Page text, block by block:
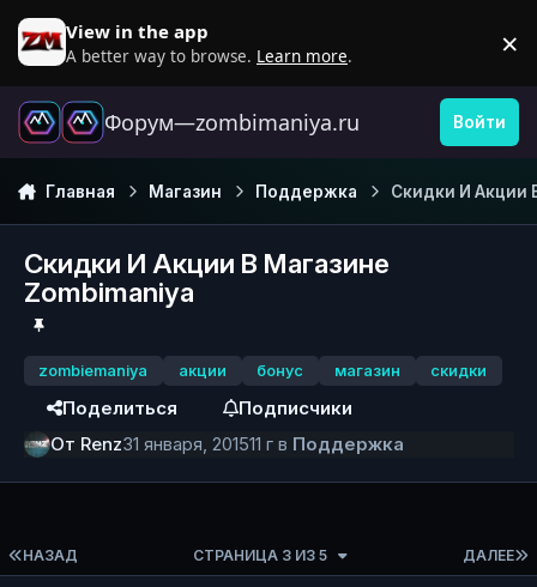
Перейти к содержанию
View in the app
A better way to browse. Learn more. ×
Форум—zombimaniya.ru Войти
Главная Магазин Поддержка Скидки И Акции
Скидки И Акции В Магазине
Zombimaniya
zombiemaniya акции бонус магазин скидки
Поделиться
Подписчики
От Renz31 января, 201511 г в Поддержка
ПЕРВАЯ СТРАНИЦА
НАЗАД ДАЛЕЕ
СТРАНИЦА 3 ИЗ 5